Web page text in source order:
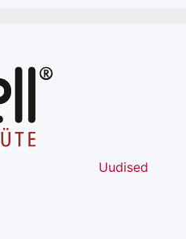
Uudised